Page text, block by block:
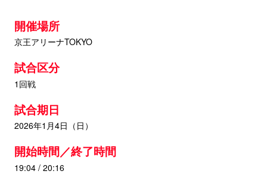
開催場所
京王アリーナTOKYO
試合区分
1回戦
試合期日
2026年1月4日（日）
開始時間／終了時間
19:04 / 20:16